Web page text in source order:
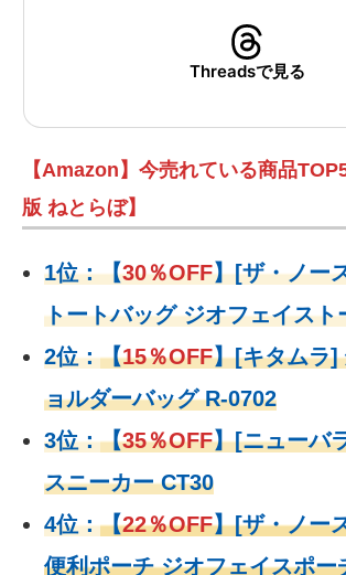
Threadsで見る
【Amazon】今売れている商品
版 ねとらぼ】
1位：【30％OFF】[ザ・ノー
トートバッグ ジオフェイスト
2位：【15％OFF】[キタムラ]
ョルダーバッグ R-0702
3位：【35％OFF】[ニューバ
スニーカー CT30
4位：【22％OFF】[ザ・ノー
便利ポーチ ジオフェイスポー